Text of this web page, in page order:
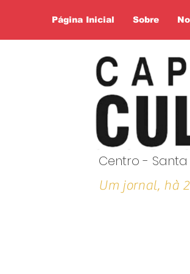
Página Inicial Sobre
Centro -
Um jornal, hà